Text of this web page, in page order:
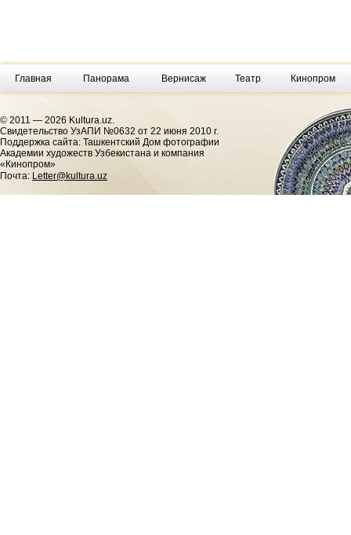
Главная Панорама Вернисаж Театр Кинопром
© 2011 — 2026 Kultura.uz.
Cвидетельство УзАПИ №0632 от 22 июня 2010 г.
Поддержка сайта: Ташкентский Дом фотографии
Академии художеств Узбекистана и компания
«Кинопром»
Почта: Letter@kultura.uz